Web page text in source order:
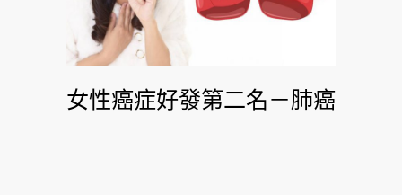
女性癌症好發第二名－肺癌